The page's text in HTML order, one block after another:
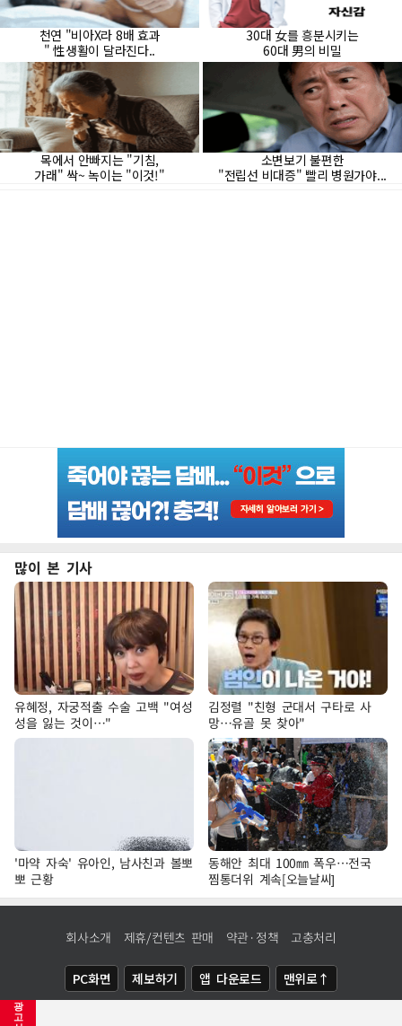
광
고
많이 본 기사
유혜정, 자궁적출 수술 고백 "여성
성을 잃는 것이…"
김정렬 "친형 군대서 구타로 사
망…유골 못 찾아"
'마약 자숙' 유아인, 남사친과 볼뽀
뽀 근황
동해안 최대 100㎜ 폭우…전국
찜통더위 계속[오늘날씨]
회사소개 제휴/컨텐츠 판매 약관·정책 고충처리
PC화면 제보하기 앱 다운로드 맨위로↑